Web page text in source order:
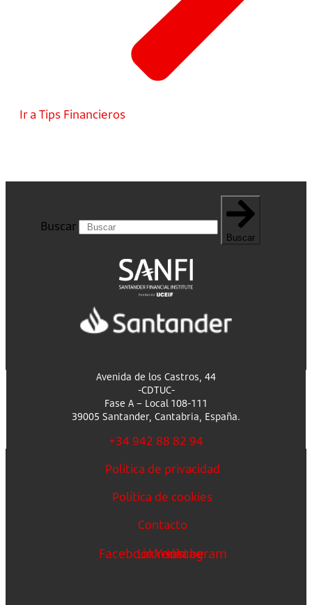
Ir a Tips Financieros
Buscar
Buscar
Avenida de los Castros, 44
-CDTUC-
Fase A – Local 108-111
39005 Santander, Cantabria, España.
+34 942 88 82 94
Política de privacidad
Política de cookies
Contacto
FacebookLinkedin
Youtube
Instagram